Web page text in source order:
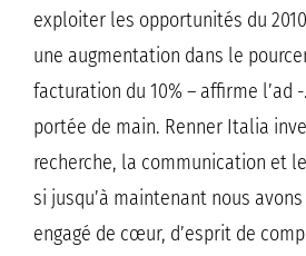
exploiter les opportunités du
une augmentation dans le
facturation du 10% – affirme l’ad
portée de main. Renner Italia
recherche, la communication et
si jusqu’à maintenant nous
engagé de cœur, d’esprit de